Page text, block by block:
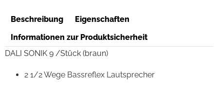
Beschreibung
Eigenschaften
Informationen zur Produktsicherheit
DALI SONIK 9 /Stück (braun)
2 1/2 Wege Bassreflex Lautsprecher